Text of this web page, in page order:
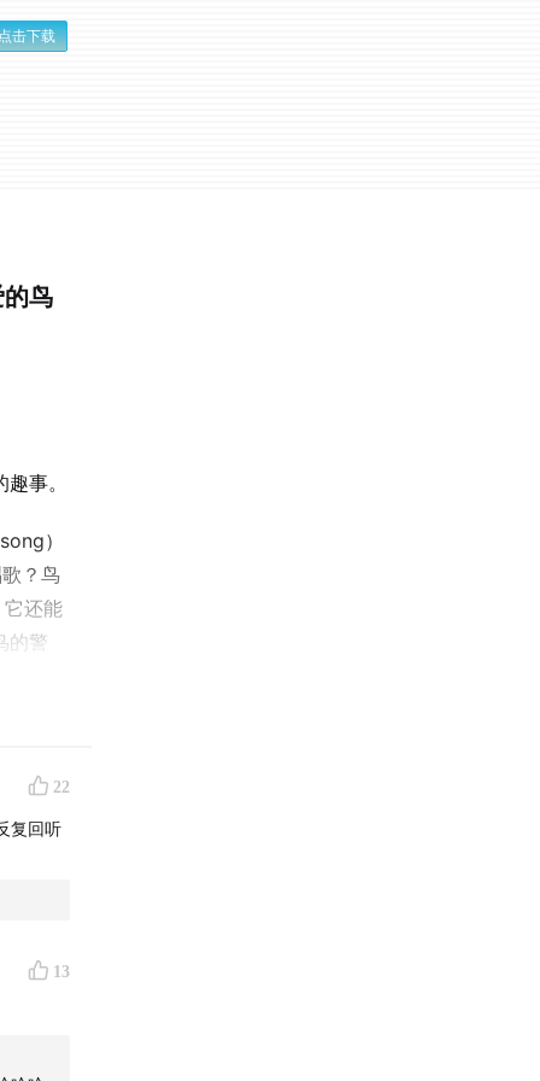
击下载
鸟
事。
）
？鸟
它还能
的警
为什
志又
竟然
的学
树梢与
漫长
22
复回听
13